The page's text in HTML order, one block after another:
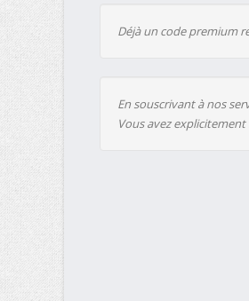
Déjà un code premium
En souscrivant à nos
Vous avez